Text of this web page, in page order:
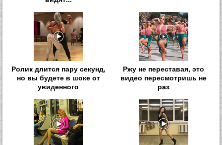
Ролик длится пару секунд,
но вы будете в шоке от
увиденного
Ржу не переставая, это
видео пересмотришь не
раз